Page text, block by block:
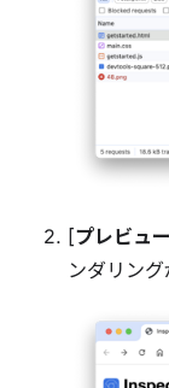
[プレビュー
ンダリング